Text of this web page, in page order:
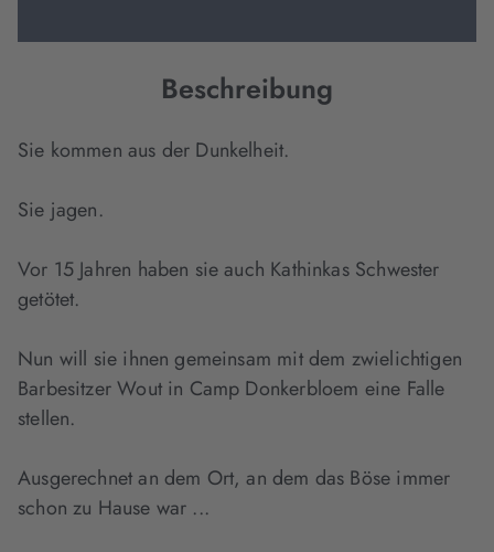
Beschreibung
Sie kommen aus der Dunkelheit.
Sie jagen.
Vor 15 Jahren haben sie auch Kathinkas Schwester
getötet.
Nun will sie ihnen gemeinsam mit dem zwielichtigen
Barbesitzer Wout in Camp Donkerbloem eine Falle
stellen.
Ausgerechnet an dem Ort, an dem das Böse immer
schon zu Hause war ...